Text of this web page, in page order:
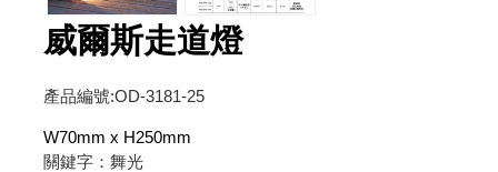
威爾斯走道燈
產品編號:OD-3181-25
W70mm x H250mm
關鍵字：舞光